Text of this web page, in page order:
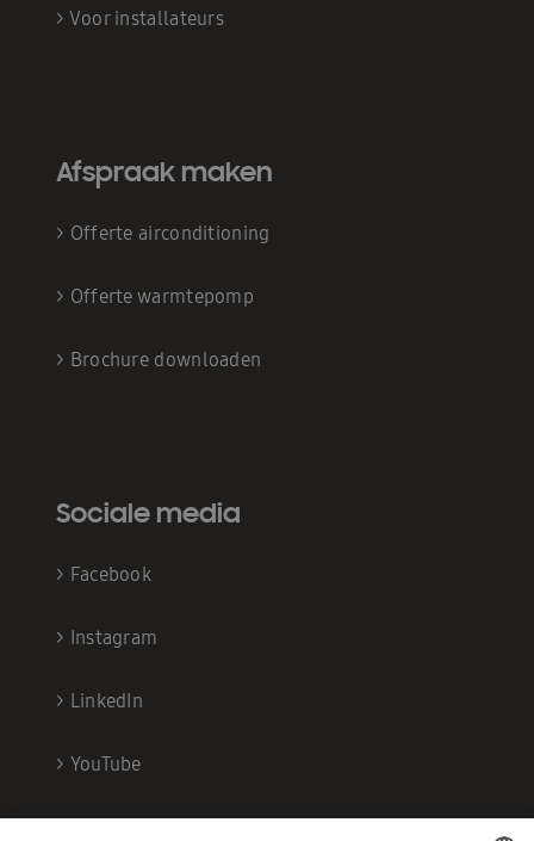
> Voor installateurs
Afspraak maken
> Offerte airconditioning
> Offerte warmtepomp
> Brochure downloaden
Sociale media
> Facebook
> Instagram
> LinkedIn
> YouTube